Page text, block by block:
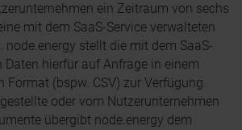
ein Zeitraum von sechs
mit dem SaaS-Service verwalteten
node.energy stellt die mit dem SaaS-
Daten hierfür auf Anfrage in einem
Format (bspw. CSV) zur Verfügung.
oder vom Nutzerunternehmen
übergibt node.energy dem